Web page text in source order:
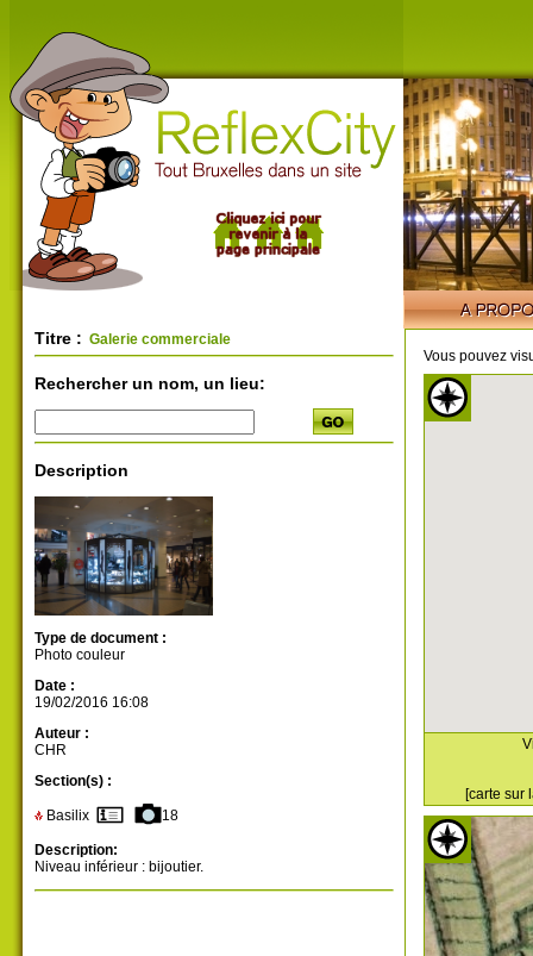
Titre : Galerie commerciale
Rechercher un nom, un lieu:
Description
Type de document :
Photo couleur
Date :
19/02/2016 16:08
Auteur :
CHR
Section(s) :
Basilix 18
Description:
Niveau inférieur : bijoutier.
Vous pouvez
[carte sur